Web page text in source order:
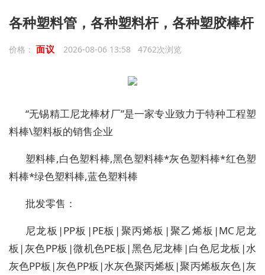
各种塑料管，各种塑料杆，各种塑胶棒杆
价格： 面议 2026-08-06 13:58 4762次浏览
“无锡精工尼龙棒材厂”是一家专业致力于特种工程塑
料棒\塑料板的销售企业
塑料棒,白色塑料棒,黑色塑料棒*灰色塑料棒*红色塑
料棒*绿色塑料棒,蓝色塑料棒
批发零售：
尼龙板|PP板|PE板|聚丙烯板|聚乙烯板|MC尼龙
板|灰色PP板|微机色PE板|黑色尼龙棒|白色尼龙板|水
灰色PP板|灰色PP板|水灰色聚丙烯板|聚丙烯板灰色|灰